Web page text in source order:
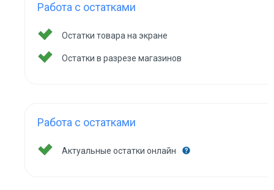
Работа с остатками
Остатки товара на экране
Остатки в разрезе магазинов
Работа с остатками
Актуальные остатки онлайн